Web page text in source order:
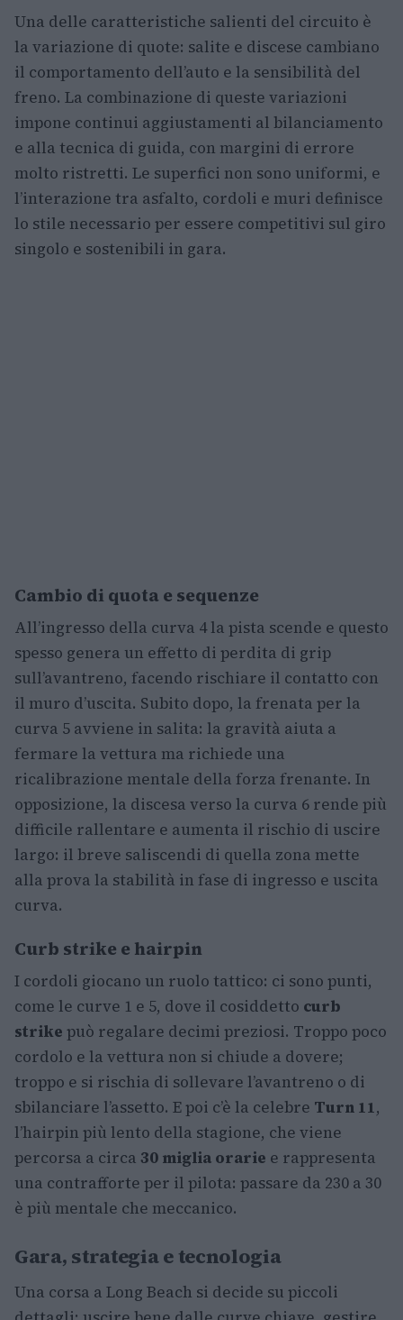
Una delle caratteristiche salienti del circuito è
la variazione di quote: salite e discese cambiano
il comportamento dell’auto e la sensibilità del
freno. La combinazione di queste variazioni
impone continui aggiustamenti al bilanciamento
e alla tecnica di guida, con margini di errore
molto ristretti. Le superfici non sono uniformi, e
l’interazione tra asfalto, cordoli e muri definisce
lo stile necessario per essere competitivi sul giro
singolo e sostenibili in gara.
Cambio di quota e sequenze
All’ingresso della curva 4 la pista scende e questo
spesso genera un effetto di perdita di grip
sull’avantreno, facendo rischiare il contatto con
il muro d’uscita. Subito dopo, la frenata per la
curva 5 avviene in salita: la gravità aiuta a
fermare la vettura ma richiede una
ricalibrazione mentale della forza frenante. In
opposizione, la discesa verso la curva 6 rende più
difficile rallentare e aumenta il rischio di uscire
largo: il breve saliscendi di quella zona mette
alla prova la stabilità in fase di ingresso e uscita
curva.
Curb strike e hairpin
I cordoli giocano un ruolo tattico: ci sono punti,
come le curve 1 e 5, dove il cosiddetto curb
strike può regalare decimi preziosi. Troppo poco
cordolo e la vettura non si chiude a dovere;
troppo e si rischia di sollevare l’avantreno o di
sbilanciare l’assetto. E poi c’è la celebre Turn 11,
l’hairpin più lento della stagione, che viene
percorsa a circa 30 miglia orarie e rappresenta
una contrafforte per il pilota: passare da 230 a 30
è più mentale che meccanico.
Gara, strategia e tecnologia
Una corsa a Long Beach si decide su piccoli